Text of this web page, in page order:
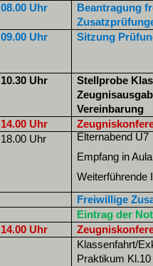
08.00 Uhr
Beantragung
09.00 Uhr Sitzung
10.30 Uhr
Stellprobe
Vereinbarung
14.00 Uhr
18.00 Uhr
Elternabend Ü7
Empfang in Aula
Weiterführende
Freiwillige
Eintrag der
14.00 Uhr
Klassenfahrt/
Praktikum Kl.10